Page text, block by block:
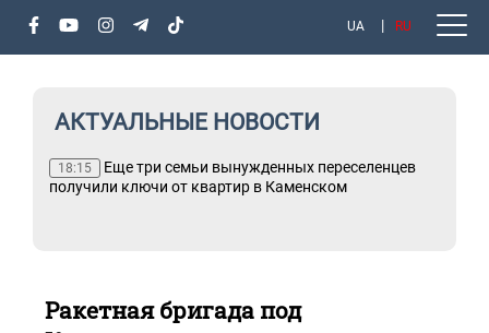
UA RU
АКТУАЛЬНЫЕ НОВОСТИ
18:15
Еще три семьи вынужденных переселенцев
получили ключи от квартир в Каменском
Ракетная бригада под